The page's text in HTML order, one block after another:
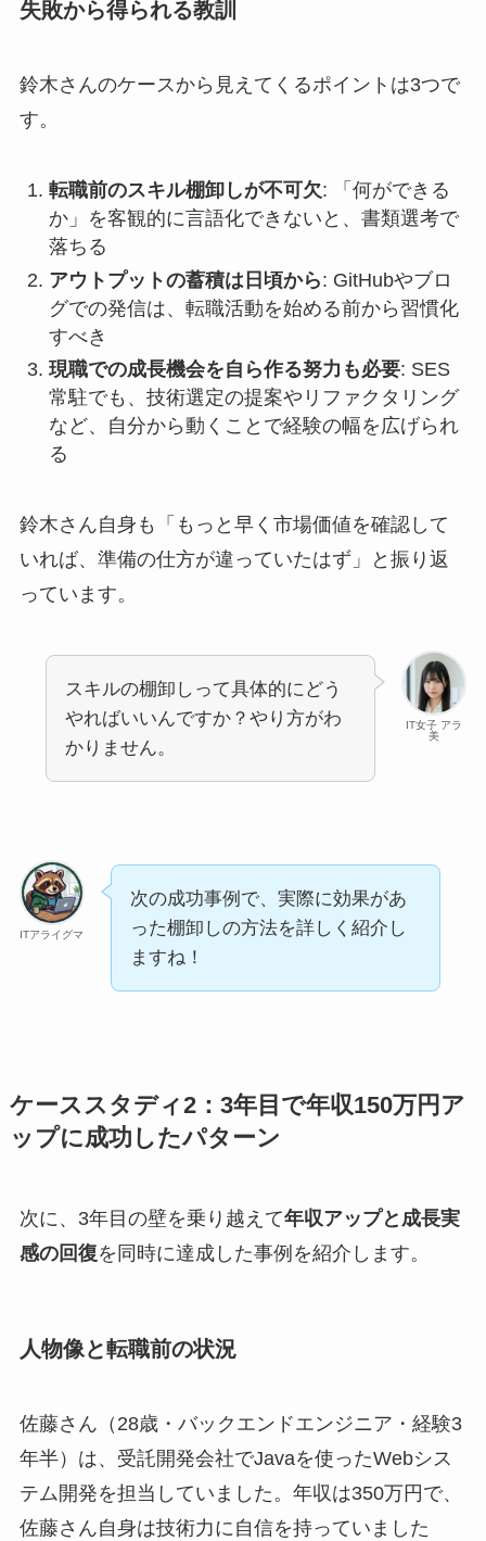
失敗から得られる教訓
鈴木さんのケースから見えてくるポイントは3つで
す。
転職前のスキル棚卸しが不可欠: 「何ができる
か」を客観的に言語化できないと、書類選考で
落ちる
アウトプットの蓄積は日頃から: GitHubやブロ
グでの発信は、転職活動を始める前から習慣化
すべき
現職での成長機会を自ら作る努力も必要: SES
常駐でも、技術選定の提案やリファクタリング
など、自分から動くことで経験の幅を広げられ
る
鈴木さん自身も「もっと早く市場価値を確認して
いれば、準備の仕方が違っていたはず」と振り返
っています。
IT女子 アラ
美
スキルの棚卸しって具体的にどう
やればいいんですか？やり方がわ
かりません。
ITアライグマ
次の成功事例で、実際に効果があ
った棚卸しの方法を詳しく紹介し
ますね！
ケーススタディ2：3年目で年収150万円ア
ップに成功したパターン
次に、3年目の壁を乗り越えて年収アップと成長実
感の回復を同時に達成した事例を紹介します。
人物像と転職前の状況
佐藤さん（28歳・バックエンドエンジニア・経験3
年半）は、受託開発会社でJavaを使ったWebシス
テム開発を担当していました。年収は350万円で、
佐藤さん自身は技術力に自信を持っていました